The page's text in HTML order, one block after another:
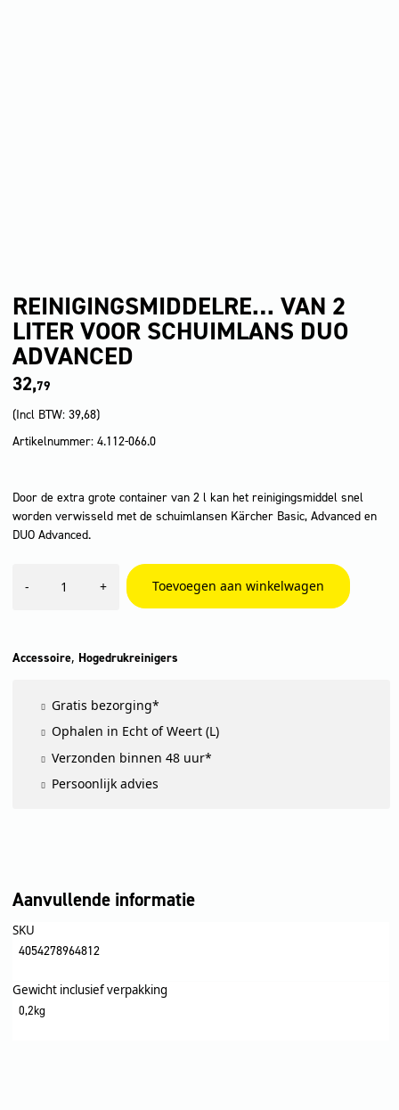
REINIGINGSMIDDELRE… VAN 2
LITER VOOR SCHUIMLANS DUO
ADVANCED
32,79
(Incl BTW: 39,68)
Artikelnummer: 4.112-066.0
Door de extra grote container van 2 l kan het reinigingsmiddel snel
worden verwisseld met de schuimlansen Kärcher Basic, Advanced en
DUO Advanced.
-
van
schuimlans
aantal
+ Toevoegen aan winkelwagen
Accessoire, Hogedrukreinigers
Gratis bezorging*
Ophalen in Echt of Weert (L)
Verzonden binnen 48 uur*
Persoonlijk advies
Aanvullende informatie
SKU
4054278964812
Gewicht inclusief verpakking
0,2kg